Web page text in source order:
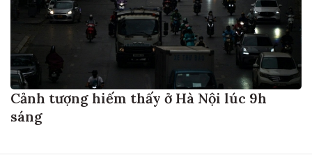
Cảnh tượng hiếm thấy ở Hà Nội lúc 9h
sáng